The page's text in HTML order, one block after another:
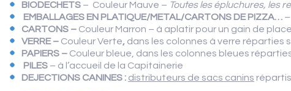
BIODECHETS – Couleur Mauve – Toutes les épluchures, les
EMBALLAGES EN PLATIQUE/METAL/CARTONS DE PIZZA…
CARTONS – Couleur Marron – à aplatir pour un gain de place
VERRE – Couleur Verte, dans les colonnes à verre réparties
PAPIERS – Couleur bleue, dans les colonnes bleues
PILES – à l’accueil de la Capitainerie
DEJECTIONS CANINES : distributeurs de sacs canins